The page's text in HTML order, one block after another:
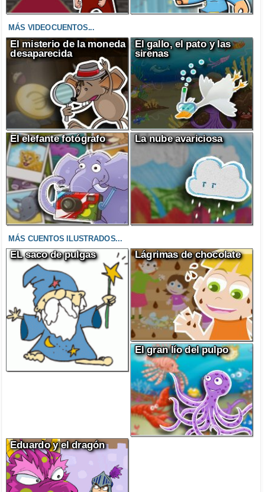
MÁS VIDEOCUENTOS...
El misterio de la moneda
desaparecida
El gallo, el pato y las
sirenas
El elefante fotógrafo La nube avariciosa
MÁS CUENTOS ILUSTRADOS...
EL saco de pulgas Lágrimas de chocolate
El gran lío del pulpo
Eduardo y el dragón